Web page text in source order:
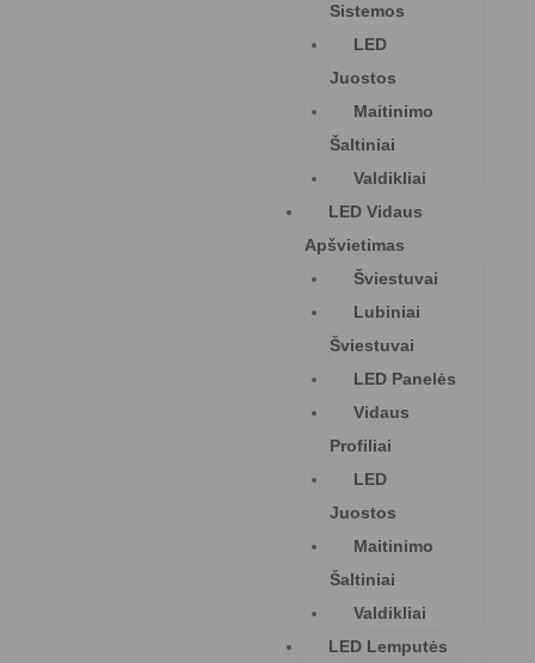
Sistemos
LED
Juostos
Maitinimo
Šaltiniai
Valdikliai
LED Vidaus
Apšvietimas
Šviestuvai
Lubiniai
Šviestuvai
LED Panelės
Vidaus
Profiliai
LED
Juostos
Maitinimo
Šaltiniai
Valdikliai
LED Lemputės